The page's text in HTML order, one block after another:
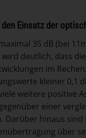
Einsatz der
35 dB (bei
deutlich, dass
im
kleiner 0,1
weitere positive
einer
Darüber hinaus
über